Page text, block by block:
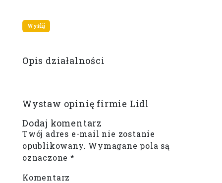
Opis działalności
Wystaw opinię firmie Lidl
Dodaj komentarz
Twój adres e-mail nie zostanie
opublikowany. Wymagane pola są
oznaczone*
Komentarz